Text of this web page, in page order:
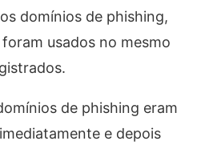
domínios de phishing,
usados no mesmo
de phishing eram
e depois